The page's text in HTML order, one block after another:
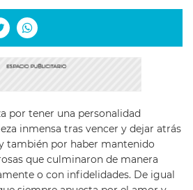
por tener una personalidad
inmensa tras vencer y dejar atrás
también por haber mantenido
que culminaron de manera
o con infidelidades. De igual